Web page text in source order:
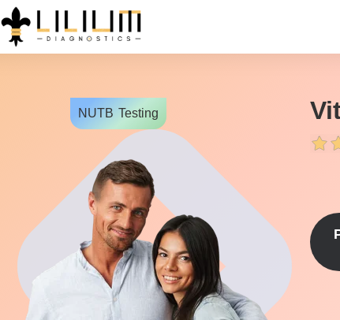
NUTB Testing